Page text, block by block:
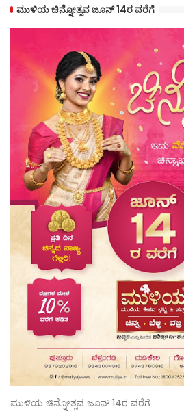
ಮುಳಿಯ ಚಿನ್ನೋತ್ಸವ ಜೂನ್ 14ರ ವರೆಗೆ
ಮುಳಿಯ ಚಿನ್ನೋತ್ಸವ ಜೂನ್ 14ರ ವರೆಗೆ